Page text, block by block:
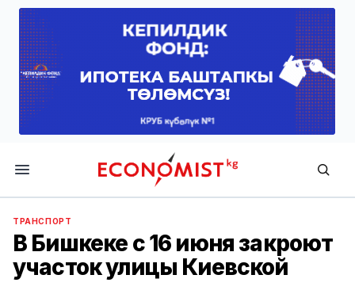
Economist.kg
ТРАНСПОРТ
В Бишкеке с 16 июня закроют
участок улицы Киевской